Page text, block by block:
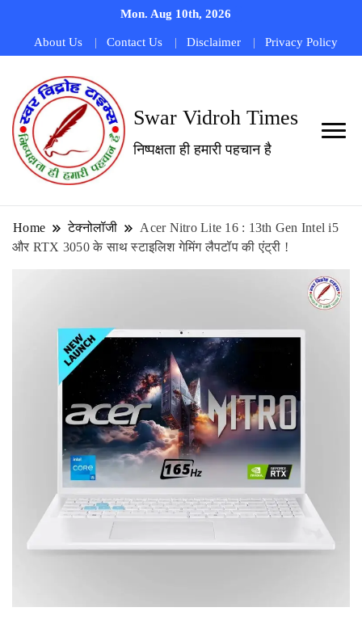
Mon. Aug 10th, 2026
About Us Contact Us Disclaimer Privacy Policy
Swar Vidroh Times
निष्पक्षता ही हमारी पहचान है
Home टेक्नोलॉजी
Acer Nitro Lite 16 : 13th Gen Intel i5
और RTX 3050 के साथ स्टाइलिश गेमिंग लैपटॉप की एंट्री !